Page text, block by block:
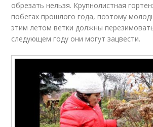
обрезать нельзя. Крупнолистная
побегах прошлого года, поэтому
этим летом ветки должны
следующем году они могут зацвести.